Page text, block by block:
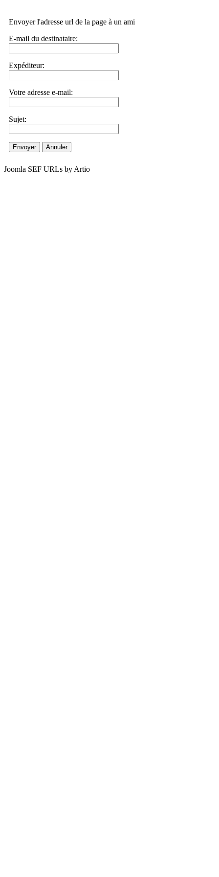
Envoyer l'adresse url de la page à un ami
E-mail du destinataire:
Expéditeur:
Votre adresse e-mail:
Sujet:
Envoyer Annuler
Joomla SEF URLs by Artio